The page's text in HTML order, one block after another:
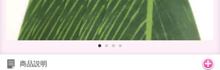
商品説明